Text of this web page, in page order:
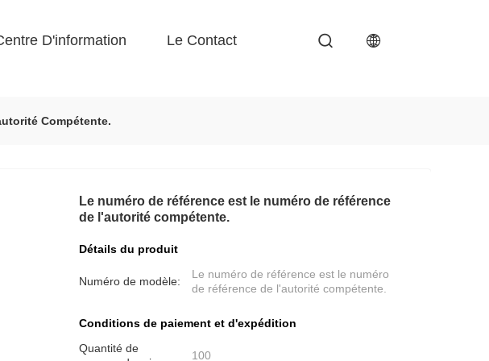
D'information Le Contact
Compétente.
Le numéro de référence est le numéro de référence
de l'autorité compétente.
Détails du produit
Numéro de modèle:
Le numéro de référence est le numéro
de référence de l'autorité compétente.
Conditions de paiement et d'expédition
Quantité de
100